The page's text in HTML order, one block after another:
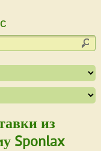
из
Sponlax